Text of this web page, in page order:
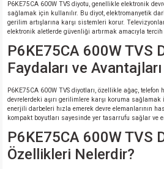
P6KE75CA 600W TVS diyotu, genellikle elektronik
sağlamak için kullanılır. Bu diyot, elektromanyetik
gerilim artışlarına karşı sistemleri korur.
elektronik aletlerde güvenliği artırmak amacıyla tercih
P6KE75CA 600W TVS
Faydaları ve Avantajları
P6KE75CA 600W TVS diyotları, özellikle ağaç,
devrelerdeki aşırı gerilimlere karşı koruma sağlamak
enerjili darbeleri hızla emerek devre elemanlarının
kompakt boyutları sayesinde yer tasarrufu sağlar ve
P6KE75CA 600W TVS
Özellikleri Nelerdir?